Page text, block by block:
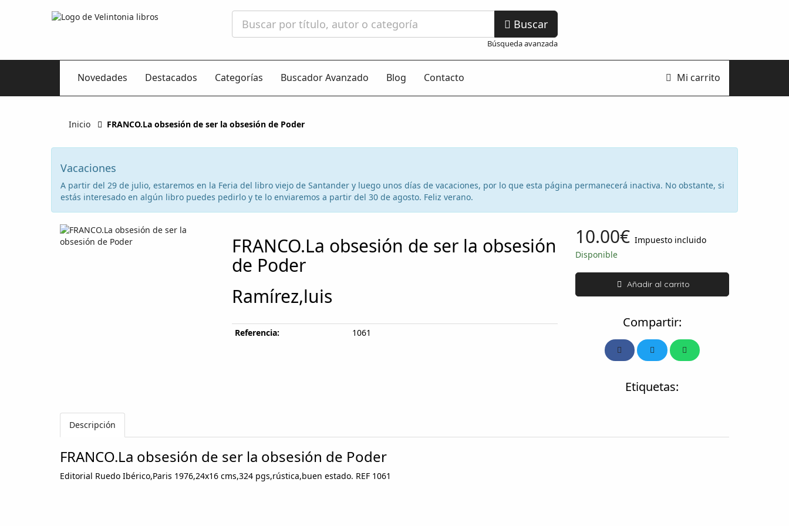
Buscar
Búsqueda avanzada
Novedades Destacados Categorías Buscador Avanzado Blog Contacto Mi carrito
Inicio FRANCO.La obsesión de ser la obsesión de Poder
Vacaciones
A partir del 29 de julio, estaremos en la Feria del libro viejo de Santander y luego unos días de vacaciones, por lo que esta página permanecerá inactiva. No obstante, si
estás interesado en algún libro puedes pedirlo y te lo enviaremos a partir del 30 de agosto. Feliz verano.
FRANCO.La obsesión de ser la obsesión
de Poder
Ramírez,luis
Referencia: 1061
10.00€ Impuesto incluido
Disponible
Añadir al carrito
Compartir:
Etiquetas:
Descripción
FRANCO.La obsesión de ser la obsesión de Poder
Editorial Ruedo Ibérico,Paris 1976,24x16 cms,324 pgs,rústica,buen estado. REF 1061